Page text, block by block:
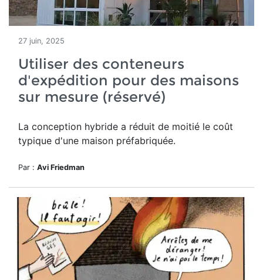
27 juin, 2025
Utiliser des conteneurs
d'expédition pour des maisons
sur mesure (réservé)
La conception hybride a réduit de moitié le coût
typique d'une maison préfabriquée.
Par : Avi Friedman